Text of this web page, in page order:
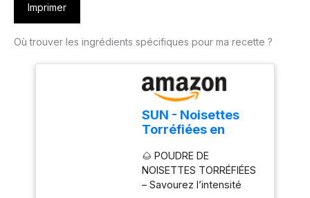
Imprimer
Où trouver les ingrédients spécifiques pour ma recette ?
SUN - Noisettes
Torréfiées en
Noisettes Finement
Moulues Grillées –
Ingrédient pour
🌰 POUDRE DE
NOISETTES TORRÉFIÉES
– Savourez l’intensité